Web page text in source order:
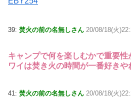
39: 焚火の前の名無しさん 20/08/18(火
キャンプで何を楽しむかで重要性
ワイは焚き火の時間が一番好きや
41: 焚火の前の名無しさん 20/08/18(火